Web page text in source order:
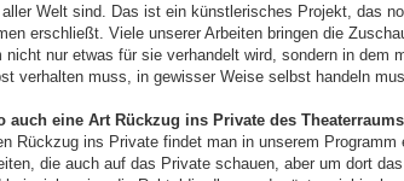
Welt sind. Das ist ein künstlerisches Projekt, das
erschließt. Viele unserer Arbeiten bringen die
nicht nur etwas für sie verhandelt wird, sondern in dem
verhalten muss, in gewisser Weise selbst handeln
auch eine Art Rückzug ins Private des
Rückzug ins Private findet man in unserem
die auch auf das Private schauen, aber um dort